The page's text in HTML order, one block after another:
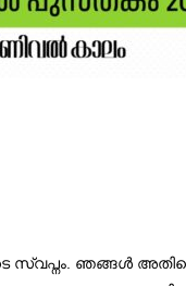
സ്വപ്നം. ഞങ്ങൾ